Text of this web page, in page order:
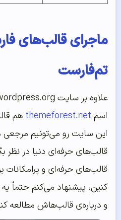
ماجرای قالب‌های
تم‌فارست
اسم themeforest.net هم
این سایت رو می‌تونیم مرجعی
قالب‌های حرفه‌ای دنیا در نظر
قالب‌های حرفه‌ای و پرامکانات
کنین، پیشنهاد می‌کنم حتماً
و درباره‌ی قالب‌هاش مطالعه